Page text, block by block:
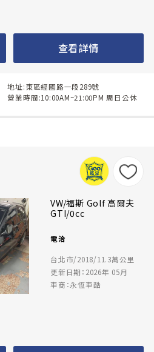
查看詳情
地址:東區經國路一段289號
營業時間:10:00AM~21:00PM 周日公休
VW/福斯 Golf 高爾夫
GTI/0cc
電洽
台北市/2018/11.3萬公里
更新日期：2026年 05月
車商：永恆車酷